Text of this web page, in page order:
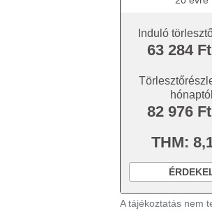
Induló
63 284
hónaptól
82 976
THM:
A tájékoztatás nem